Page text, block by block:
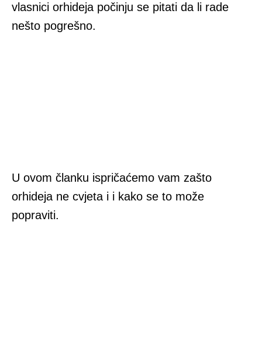
vlasnici orhideja počinju se pitati da li rade
nešto pogrešno.
U ovom članku ispričaćemo vam zašto
orhideja ne cvjeta i i kako se to može
popraviti.